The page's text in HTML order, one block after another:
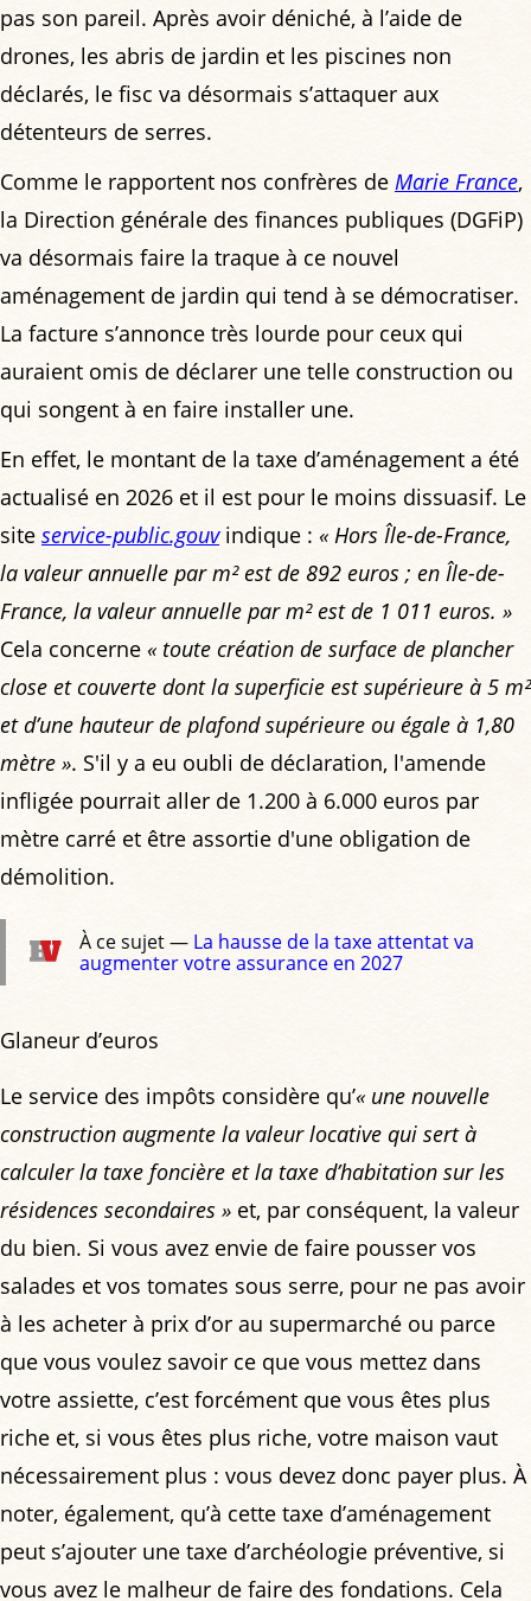
pas son pareil. Après avoir déniché, à l’aide de
drones, les abris de jardin et les piscines non
déclarés, le fisc va désormais s’attaquer aux
détenteurs de serres.
Comme le rapportent nos confrères de Marie France,
la Direction générale des finances publiques (DGFiP)
va désormais faire la traque à ce nouvel
aménagement de jardin qui tend à se démocratiser.
La facture s’annonce très lourde pour ceux qui
auraient omis de déclarer une telle construction ou
qui songent à en faire installer une.
En effet, le montant de la taxe d’aménagement a été
actualisé en 2026 et il est pour le moins dissuasif. Le
site service-public.gouvindique : « Hors Île-de-France,
la valeur annuelle par m² est de 892 euros ; en Île-de-
France, la valeur annuelle par m² est de 1 011 euros. »
Cela concerne « toute création de surface de plancher
close et couverte dont la superficie est supérieure à 5 m²
et d’une hauteur de plafond supérieure ou égale à 1,80
mètre ». S'il y a eu oubli de déclaration, l'amende
infligée pourrait aller de 1.200 à 6.000 euros par
mètre carré et être assortie d'une obligation de
démolition.
À ce sujet — La hausse de la taxe attentat va
augmenter votre assurance en 2027
Glaneur d’euros
Le service des impôts considère qu’« une nouvelle
construction augmente la valeur locative qui sert à
calculer la taxe foncière et la taxe d’habitation sur les
résidences secondaires » et, par conséquent, la valeur
du bien. Si vous avez envie de faire pousser vos
salades et vos tomates sous serre, pour ne pas avoir
à les acheter à prix d’or au supermarché ou parce
que vous voulez savoir ce que vous mettez dans
votre assiette, c’est forcément que vous êtes plus
riche et, si vous êtes plus riche, votre maison vaut
nécessairement plus : vous devez donc payer plus. À
noter, également, qu’à cette taxe d’aménagement
peut s’ajouter une taxe d’archéologie préventive, si
vous avez le malheur de faire des fondations. Cela